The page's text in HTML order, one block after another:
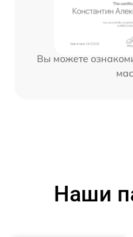
Вы можете
Наши